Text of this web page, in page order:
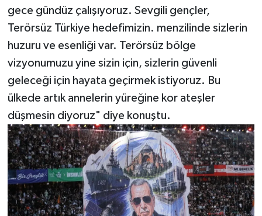
gece gündüz çalışıyoruz. Sevgili gençler,
Terörsüz Türkiye hedefimizin. menzilinde sizlerin
huzuru ve esenliği var. Terörsüz bölge
vizyonumuzu yine sizin için, sizlerin güvenli
geleceği için hayata geçirmek istiyoruz. Bu
ülkede artık annelerin yüreğine kor ateşler
düşmesin diyoruz" diye konuştu.